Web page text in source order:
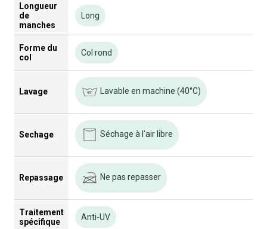
Longueur
de
manches
Long
Forme du
col
Col rond
Lavage Lavable en machine (40°C)
Sechage Séchage à l'air libre
Repassage Ne pas repasser
Traitement
spécifique
Anti-UV